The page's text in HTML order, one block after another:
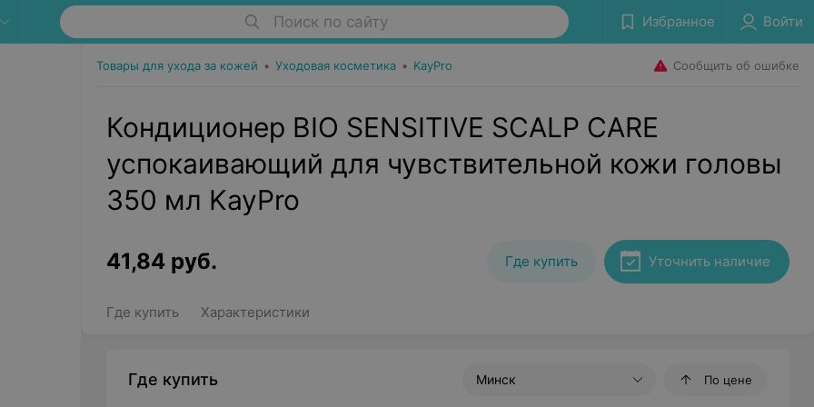
Поиск по сайту Избранное Войти
Товары для ухода за кожей • Уходовая косметика • KayPro Сообщить об ошибке
Кондиционер BIO SENSITIVE SCALP CARE
успокаивающий для чувствительной кожи головы
350 мл KayPro
41,84 руб. Где купить Уточнить наличие
Где купить Характеристики
Где купить Минск По цене